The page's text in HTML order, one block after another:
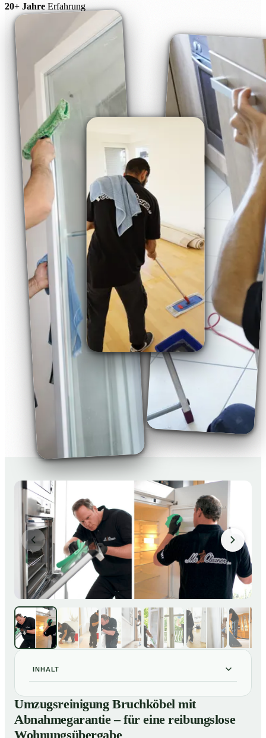
20+ Jahre Erfahrung
INHALT
Umzugsreinigung Bruchköbel mit Abnahmegarantie –
für eine reibungslose Wohnungsübergabe
02 Unsere Leistungen im Überblick
Umzugsreinigung Bruchköbel mit
Abnahmegarantie – für eine reibungslose
Wohnungsübergabe